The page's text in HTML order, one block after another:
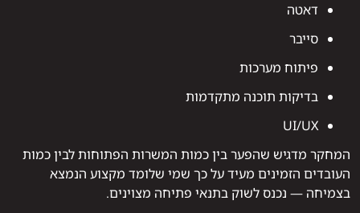
דאטה
סייבר
פיתוח מערכות
בדיקות תוכנה מתקדמות
UI/UX
המחקר מדגיש שהפער בין כמות המשרות הפתוחות לבין כמות
העובדים הזמינים מעיד על כך שמי שלומד מקצוע הנמצא
בצמיחה — נכנס לשוק בתנאי פתיחה מצוינים.